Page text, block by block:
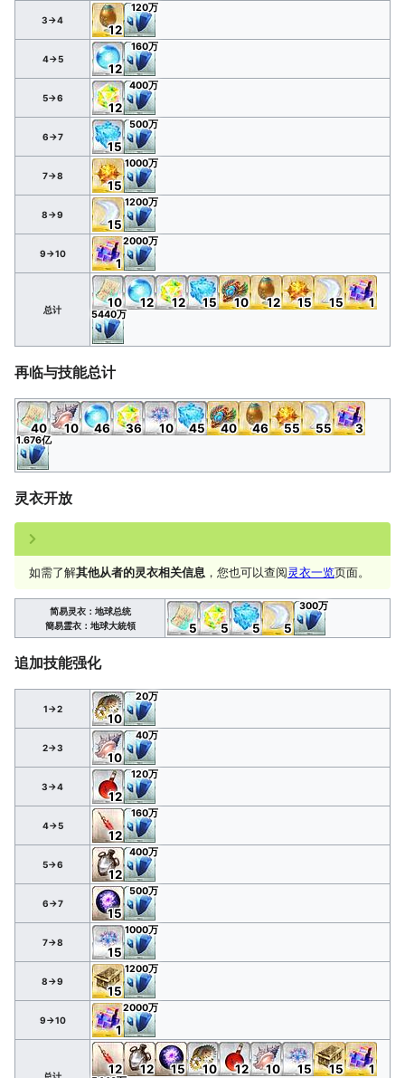
3→4
12
120万
4→5
12
160万
5→6
12
400万
6→7
15
500万
7→8
15
1000万
8→9
15
1200万
9→10
1
2000万
总计 10 12 12 15 10 12 15 15 1
5440万
再临与技能总计
40 10 46 36 10 45 40 46 55 55 3
1.676亿
灵衣开放
如需了解其他从者的灵衣相关信息 ，您也可以查阅灵衣一览页面。
简易灵衣：地球总统
簡易霊衣：地球大統領
5 5 5 5
300万
追加技能强化
1→2
10
20万
2→3
10
40万
3→4
12
120万
4→5
12
160万
5→6
12
400万
6→7
15
500万
7→8
15
1000万
8→9
15
1200万
9→10
1
2000万
12 12 15 10 12 10 15 15 1